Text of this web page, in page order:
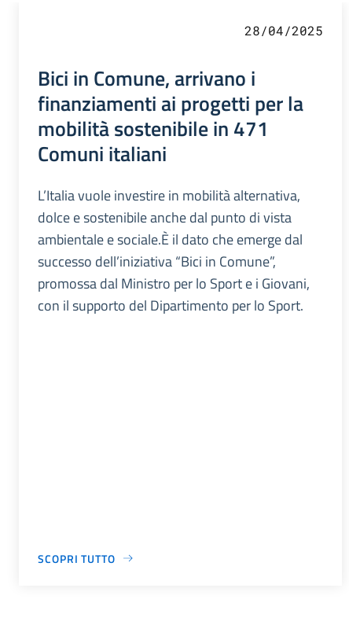
28/04/2025
Bici in Comune, arrivano i
finanziamenti ai progetti per la
mobilità sostenibile in 471
Comuni italiani
L’Italia vuole investire in mobilità alternativa,
dolce e sostenibile anche dal punto di vista
ambientale e sociale.È il dato che emerge dal
successo dell’iniziativa “Bici in Comune”,
promossa dal Ministro per lo Sport e i Giovani,
con il supporto del Dipartimento per lo Sport.
SCOPRI TUTTO